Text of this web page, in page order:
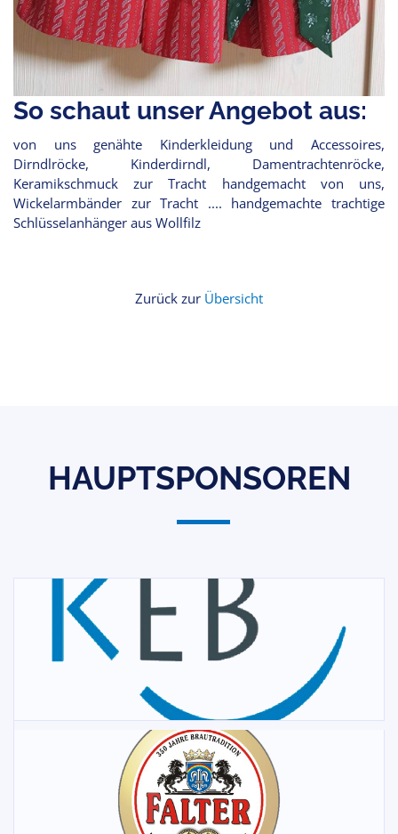
So schaut unser Angebot aus:
von uns genähte Kinderkleidung und Accessoires,
Dirndlröcke, Kinderdirndl, Damentrachtenröcke,
Keramikschmuck zur Tracht handgemacht von uns,
Wickelarmbänder zur Tracht .... handgemachte trachtige
Schlüsselanhänger aus Wollfilz
Zurück zur Übersicht
HAUPTSPONSOREN